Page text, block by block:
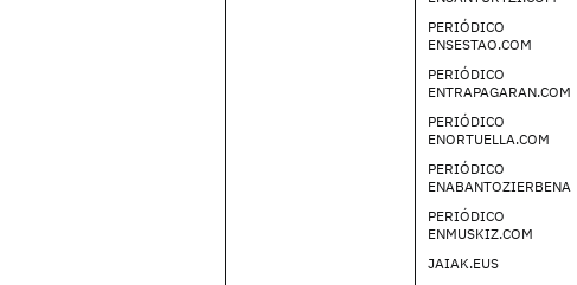
PERIÓDICO
ENSESTAO.COM
PERIÓDICO
ENTRAPAGARAN.COM
PERIÓDICO
ENORTUELLA.COM
PERIÓDICO
ENABANTOZIERBENA
PERIÓDICO
ENMUSKIZ.COM
JAIAK.EUS